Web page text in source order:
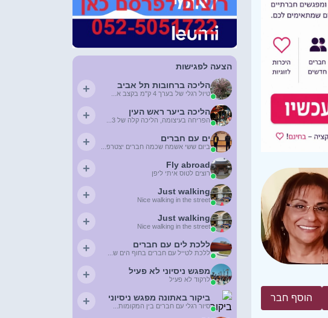
הצעה לפגישות
הליכה ברחובות תל אביב
טיול רגלי של בערך 4 ק"מ בקצב א... +
הליכה ביער ראש העין
הפריחה בעיצומה, הליכה קלה של 3... +
ים עם חברים
ביום ששי אשמח שכמה חברים יצטרפ... +
Fly abroad
רוצים לטוס איתי ליפן +
Just walking
Nice walking in the street
+
Just walking
Nice walking in the street
+
ללכת לים עם חברים
ללכת לטייל עם חברים בחוף הים ש... +
מפגש ניסיוני לא פעיל
לרקוד לא פעיל +
ביקור באתונה מפגש ניסיוני
סיור רגלי עם חברים בין המקומות... + הוסף חבר